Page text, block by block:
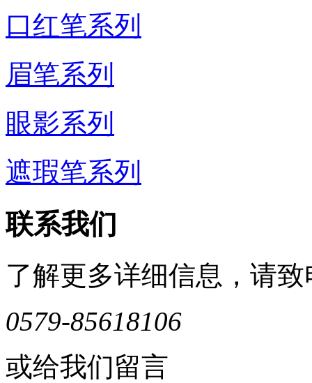
口红笔系列
眉笔系列
眼影系列
遮瑕笔系列
联系我们
了解更多详细信息，请致
0579-85618106
或给我们留言